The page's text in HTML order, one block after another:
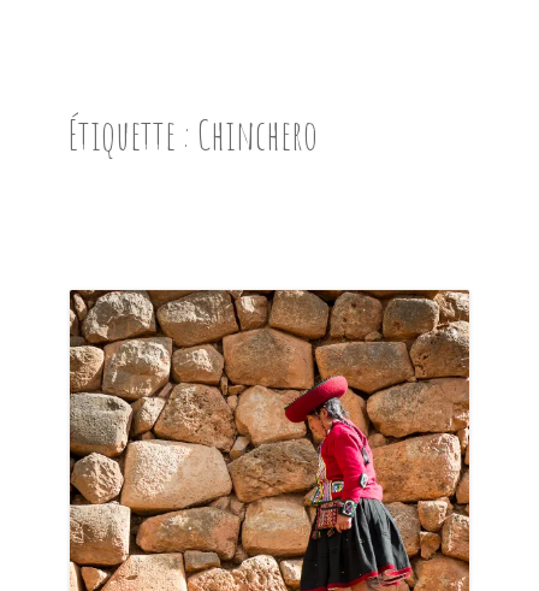
PRÉSENTATION
EN IMAGES
NOS BONNES ADRESSES
Étiquette : Chinchero